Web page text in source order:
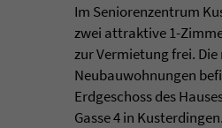
Im Seniorenzentrum
zwei attraktive 1-
zur Vermietung frei.
Neubauwohnungen
Erdgeschoss des
Gasse 4 in